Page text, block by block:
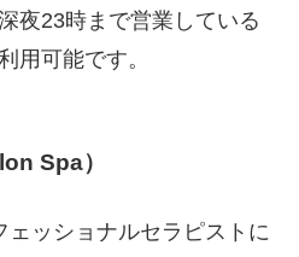
夜23時まで営業している
用可能です。
Spa）
ェッショナルセラピストに